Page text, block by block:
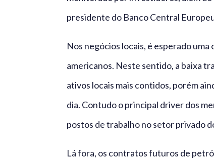
presidente do Banco Central
Nos negócios locais, é esperado
americanos. Neste sentido, a baixa
ativos locais mais contidos, porém
dia. Contudo o principal driver dos
postos de trabalho no setor privado
Lá fora, os contratos futuros de